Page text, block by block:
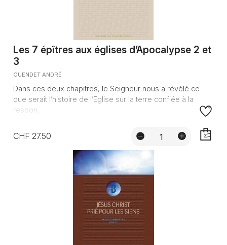
Les 7 épîtres aux églises d’Apocalypse 2 et
3
CUENDET ANDRÉ
Dans ces deux chapitres, le Seigneur nous a révélé ce
que serait l’histoire de l’Eglise sur la terre confiée à la
respon...
CHF 27.50